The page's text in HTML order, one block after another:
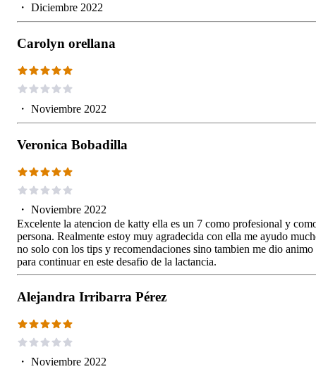
・ Diciembre 2022
Carolyn orellana
・ Noviembre 2022
Veronica Bobadilla
・ Noviembre 2022
Excelente la atencion de katty ella es un 7 como profesional y
persona. Realmente estoy muy agradecida con ella me ayudo
no solo con los tips y recomendaciones sino tambien me dio animo
para continuar en este desafio de la lactancia.
Alejandra Irribarra Pérez
・ Noviembre 2022